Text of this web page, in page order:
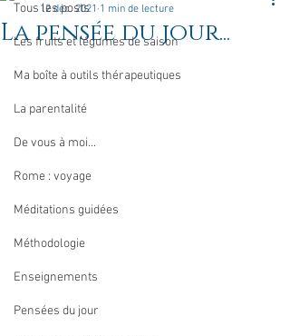
Tous les posts
Les fruits et légumes de saison
Ma boîte à outils thérapeutiques
La parentalité
De vous à moi...
Rome : voyage
Méditations guidées
Méthodologie
Enseignements
Pensées du jour
La pensée du jour...
12 déc. 2021 1 min de lecture